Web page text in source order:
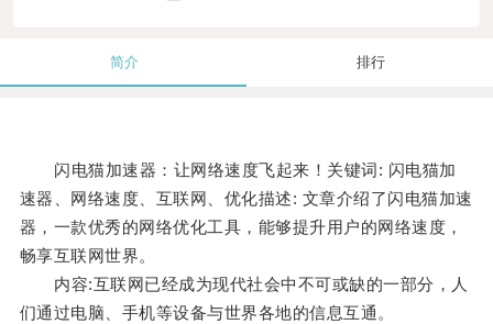
简介 排行
闪电猫加速器：让网络速度飞起来！关键词: 闪电猫加
速器、网络速度、互联网、优化描述: 文章介绍了闪电猫加速
器，一款优秀的网络优化工具，能够提升用户的网络速度，
畅享互联网世界。
内容:互联网已经成为现代社会中不可或缺的一部分，人
们通过电脑、手机等设备与世界各地的信息互通。